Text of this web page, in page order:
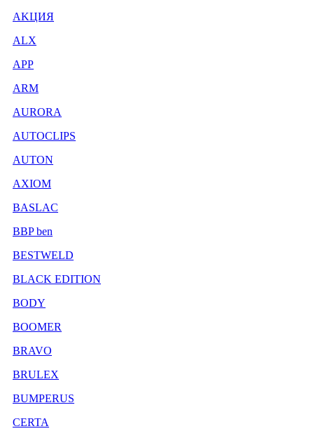
AKЦИЯ
ALX
APP
ARM
AURORA
AUTOCLIPS
AUTON
AXIOM
BASLAC
BBP ben
BESTWELD
BLACK EDITION
BODY
BOOMER
BRAVO
BRULEX
BUMPERUS
CERTA